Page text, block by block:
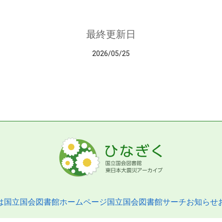
最終更新日
2026/05/25
国立国会図書館ホームページ国立国会図書館サーチお知らせ